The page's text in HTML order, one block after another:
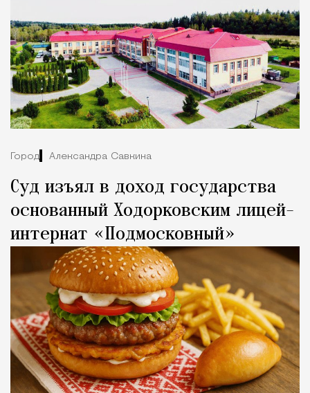
Город Александра Савкина
Суд изъял в доход государства
основанный Ходорковским лицей-
интернат «Подмосковный»